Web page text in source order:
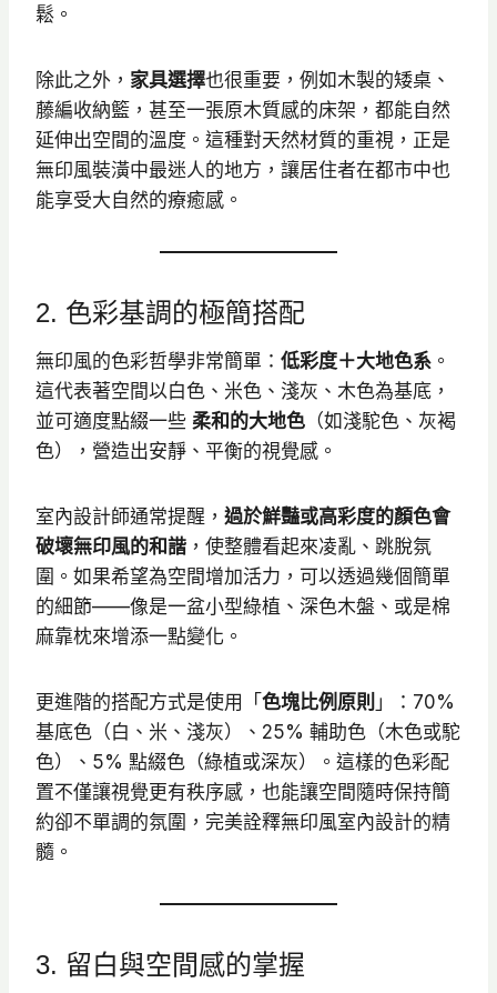
鬆。
除此之外， 家具選擇也很重要，例如木製的矮桌、
藤編收納籃，甚至一張原木質感的床架，都能自然
延伸出空間的溫度。這種對天然材質的重視，正是
無印風裝潢中最迷人的地方，讓居住者在都市中也
能享受大自然的療癒感。
2. 色彩基調的極簡搭配
無印風的色彩哲學非常簡單： 低彩度＋大地色系 。
這代表著空間以白色、米色、淺灰、木色為基底，
並可適度點綴一些 柔和的大地色 （如淺駝色、灰褐
色），營造出安靜、平衡的視覺感。
室內設計師通常提醒， 過於鮮豔或高彩度的顏色會
破壞無印風的和諧 ，使整體看起來凌亂、跳脫氛
圍。如果希望為空間增加活力，可以透過幾個簡單
的細節——像是一盆小型綠植、深色木盤、或是棉
麻靠枕來增添一點變化。
更進階的搭配方式是使用「色塊比例原則 」：70%
基底色（白、米、淺灰）、25% 輔助色（木色或駝
色）、5% 點綴色（綠植或深灰）。這樣的色彩配
置不僅讓視覺更有秩序感，也能讓空間隨時保持簡
約卻不單調的氛圍，完美詮釋無印風室內設計的精
髓。
3. 留白與空間感的掌握